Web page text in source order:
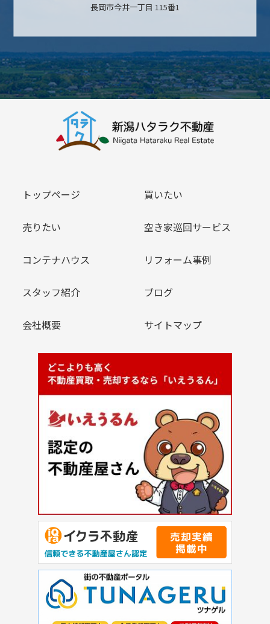
長岡市今井一丁目 115番1
トップページ 買いたい
売りたい 空き家巡回サービス
コンテナハウス リフォーム事例
スタッフ紹介 ブログ
会社概要 サイトマップ